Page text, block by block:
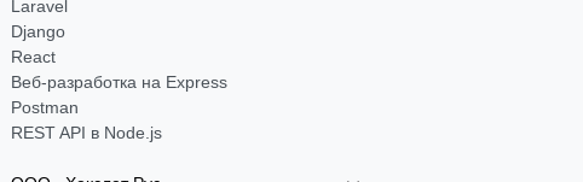
Laravel
Django
React
Веб-разработка на Express
Postman
REST API в Node.js